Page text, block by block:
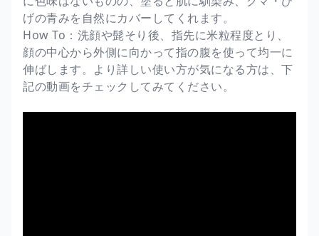
げの青みを自然にカバーしてくれます。
How To：洗顔や髭そり後、指先に米粒程度とり、
顔の中心から外側に向かって指の腹を使って均一に
伸ばします。より詳しい使い方が気になる方は、下
記の動画をチェックしてみてください。